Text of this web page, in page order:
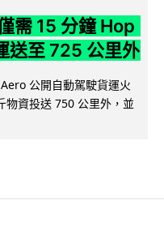
需 15 分鐘 Hop
送至 725 公里外
公開自動駕駛貨運火
物資投送 750 公里外，並